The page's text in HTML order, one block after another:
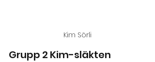
Kim Sörli
Grupp 2 Kim-släkten